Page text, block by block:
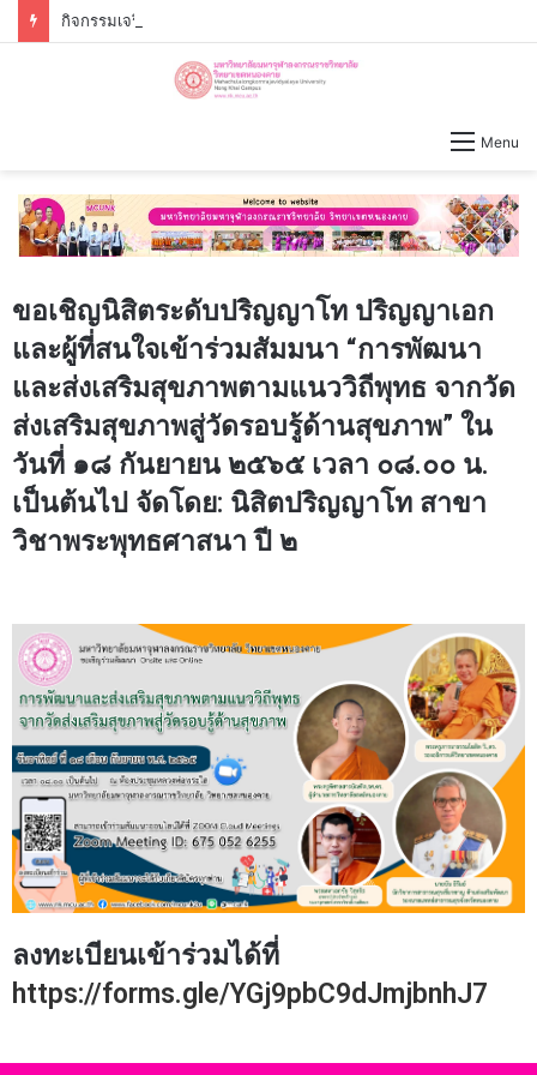
Menu
ขอเชิญนิสิตระดับปริญญาโท ปริญญาเอก
และผู้ที่สนใจเข้าร่วมสัมมนา “การพัฒนา
และส่งเสริมสุขภาพตามแนววิถีพุทธ จากวัด
ส่งเสริมสุขภาพสู่วัดรอบรู้ด้านสุขภาพ” ใน
วันที่ ๑๘ กันยายน ๒๕๖๕ เวลา ๐๘.๐๐ น.
เป็นต้นไป จัดโดย: นิสิตปริญญาโท สาขา
วิชาพระพุทธศาสนา ปี ๒
ลงทะเบียนเข้าร่วมได้ที่
https://forms.gle/YGj9pbC9dJmjbnhJ7